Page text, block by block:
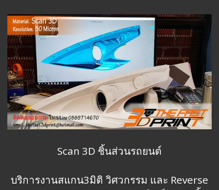
Scan 3D ชิ้นส่วนรถยนต์
บริการงานสแกน3มิติ วิศวกรรม และ Reverse